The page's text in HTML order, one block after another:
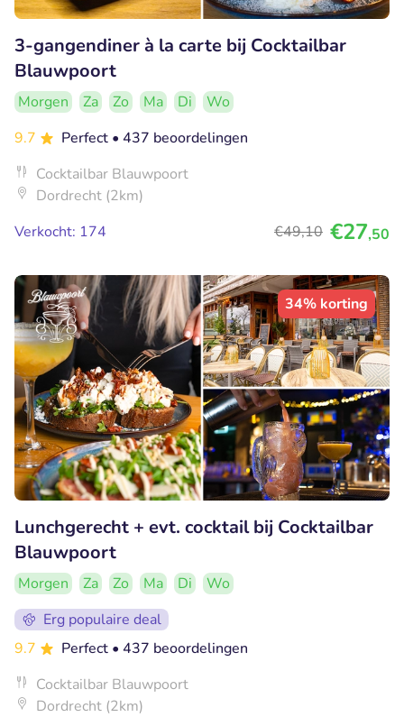
3-gangendiner à la carte bij Cocktailbar
Blauwpoort
Morgen Za Zo Ma Di
Wo
9.7
Perfect • 437 beoordelingen
Cocktailbar Blauwpoort
Dordrecht (2km)
Verkocht: 174
€49,10 €27,50
34% korting
Lunchgerecht + evt. cocktail bij Cocktailbar
Blauwpoort
Morgen Za Zo Ma Di
Wo
Erg populaire deal
9.7
Perfect • 437 beoordelingen
Cocktailbar Blauwpoort
Dordrecht (2km)